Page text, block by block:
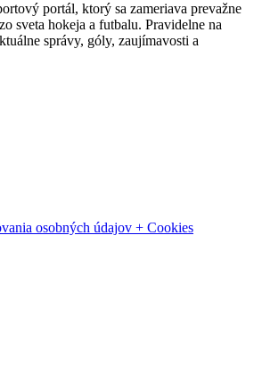
portál, ktorý sa zameriava prevažne
sveta hokeja a futbalu. Pravidelne na
správy, góly, zaujímavosti a
osobných údajov + Cookies